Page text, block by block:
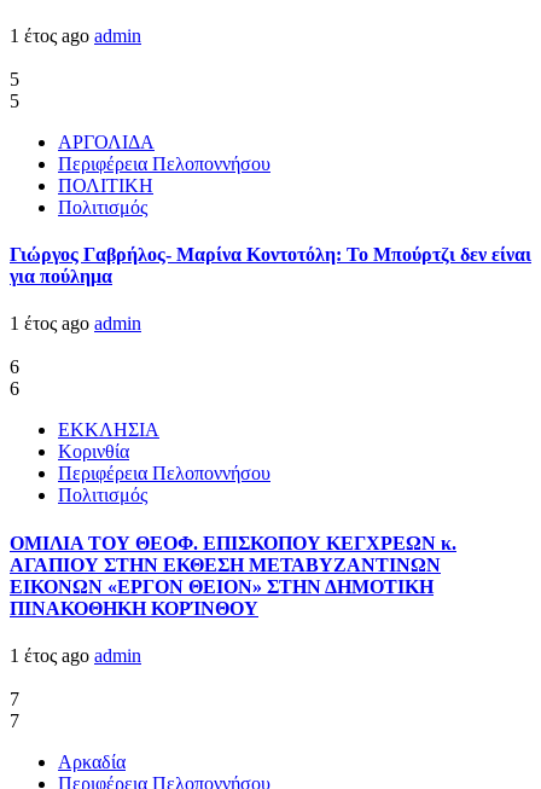
1 έτος ago admin
5
5
ΑΡΓΟΛΙΔΑ
Περιφέρεια Πελοποννήσου
ΠΟΛΙΤΙΚΗ
Πολιτισμός
Γιώργος Γαβρήλος- Μαρίνα Κοντοτόλη: Το Μπούρτζι δεν είναι
για πούλημα
1 έτος ago admin
6
6
ΕΚΚΛΗΣΙΑ
Κορινθία
Περιφέρεια Πελοποννήσου
Πολιτισμός
ΟΜΙΛΙΑ ΤΟΥ ΘΕΟΦ. ΕΠΙΣΚΟΠΟΥ ΚΕΓΧΡΕΩΝ κ.
ΑΓΑΠΙΟΥ ΣΤΗΝ ΕΚΘΕΣΗ ΜΕΤΑΒΥΖΑΝΤΙΝΩΝ
ΕΙΚΟΝΩΝ «ΕΡΓΟΝ ΘΕΙΟΝ» ΣΤΗΝ ΔΗΜΟΤΙΚΗ
ΠΙΝΑΚΟΘΗΚΗ ΚΟΡΊΝΘΟΥ
1 έτος ago admin
7
7
Αρκαδία
Περιφέρεια Πελοποννήσου